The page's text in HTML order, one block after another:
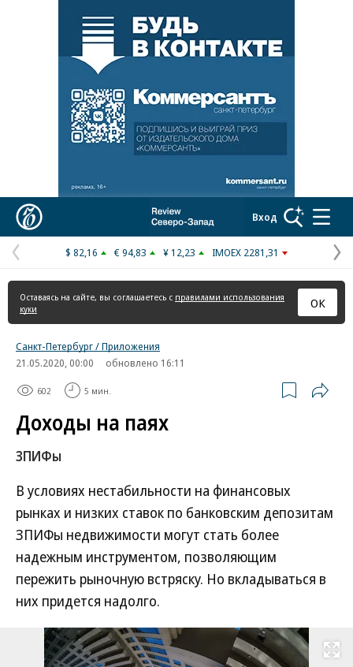
Реклама в «Ъ» www.kommersant.ru/ad
Вход
Предыдущая
страница
$ 82,16 € 94,83 ¥ 12,23 IMOEX 2281,31
Оставаясь на сайте, вы соглашаетесь с правилами использования
куки
ОК
Санкт-Петербург / Приложения
21.05.2020, 00:00
обновлено 16:11
602 5 мин.
Доходы на паях
ЗПИФы
В условиях нестабильности на финансовых
рынках и низких ставок по банковским депозитам
ЗПИФы недвижимости могут стать более
надежным инструментом, позволяющим
пережить рыночную встряску. Но вкладываться в
них придется надолго.
Развернуть